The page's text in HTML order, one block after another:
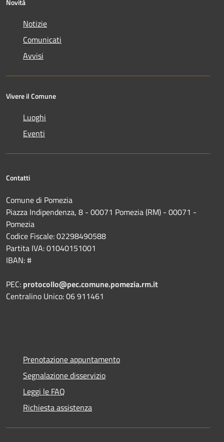
Novità
Notizie
Comunicati
Avvisi
Vivere il Comune
Luoghi
Eventi
Contatti
Comune di Pomezia
Piazza Indipendenza, 8 - 00071 Pomezia (RM) - 00071 -
Pomezia
Codice Fiscale: 02298490588
Partita IVA: 01040151001
IBAN: #
PEC: protocollo@pec.comune.pomezia.rm.it
Centralino Unico: 06 911461
Prenotazione appuntamento
Segnalazione disservizio
Leggi le FAQ
Richiesta assistenza